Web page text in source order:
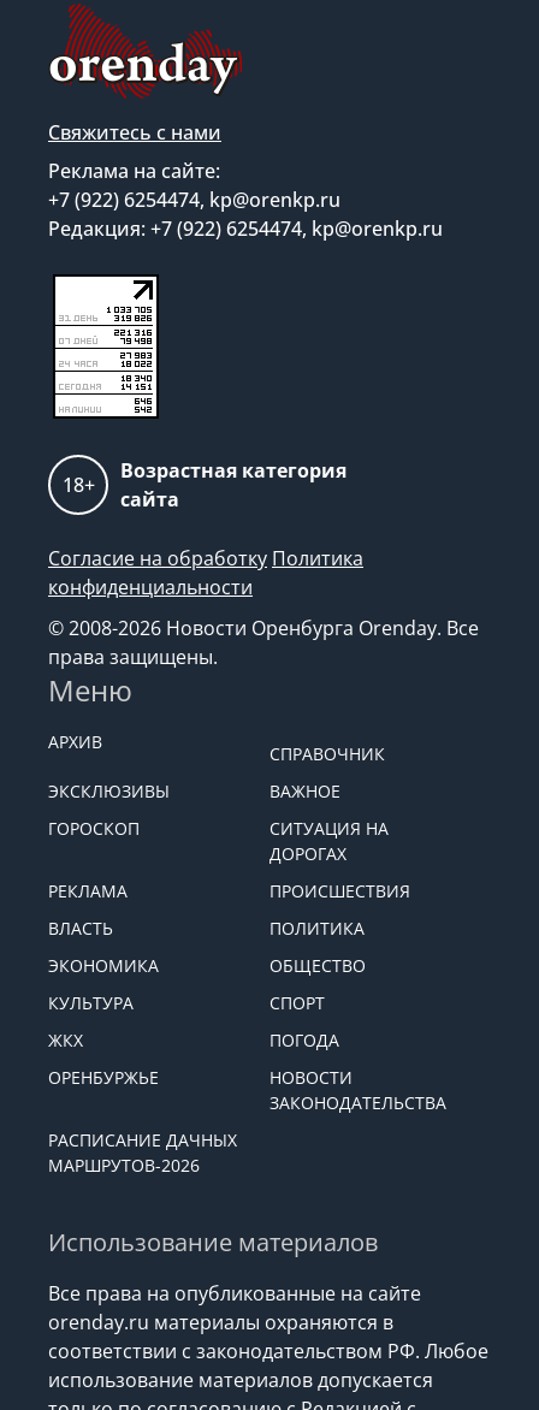
Свяжитесь с нами
Реклама на сайте:
+7 (922) 6254474, kp@orenkp.ru
Редакция: +7 (922) 6254474, kp@orenkp.ru
18+
Возрастная категория
сайта
Согласие на обработку Политика
конфиденциальности
© 2008-2026 Новости Оренбурга Orenday. Все
права защищены.
Меню
АРХИВ
СПРАВОЧНИК
ЭКСКЛЮЗИВЫ
ВАЖНОЕ
ГОРОСКОП
СИТУАЦИЯ НА
ДОРОГАХ
РЕКЛАМА
ПРОИСШЕСТВИЯ
ВЛАСТЬ
ПОЛИТИКА
ЭКОНОМИКА
ОБЩЕСТВО
КУЛЬТУРА
СПОРТ
ЖКХ
ПОГОДА
ОРЕНБУРЖЬЕ
НОВОСТИ
ЗАКОНОДАТЕЛЬСТВА
РАСПИСАНИЕ ДАЧНЫХ
МАРШРУТОВ-2026
Использование материалов
Все права на опубликованные на сайте
orenday.ru материалы охраняются в
соответствии с законодательством РФ. Любое
использование материалов допускается